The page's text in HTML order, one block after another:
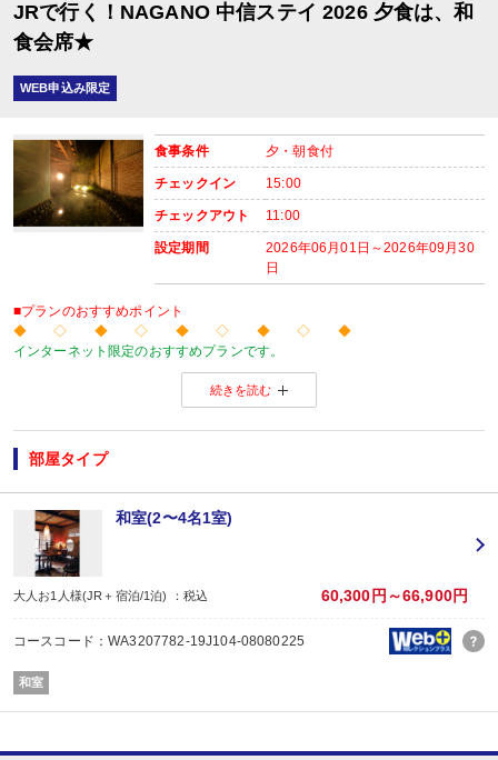
■夕食
場所:
レストラン
内容:
和食会席
■朝食
レストラン
和食
【時間】07：00～09：00
JRで行く！NAGANO 中信ステイ 2026 夕食は、和
食会席★
WEB申込み限定
食事条件 夕・朝食付
チェックイン 15:00
チェックアウト 11:00
設定期間
2026年06月01日～2026年09月30
日
■プランのおすすめポイント
◆ ◇ ◆ ◇ ◆ ◇ ◆ ◇ ◆
インターネット限定のおすすめプランです。
温泉旅館から市内のホテルまで人気のお宿をご用意！
※店頭・電話・メールでのお問合せや申込みは出来ません。
◆ ◇ ◆ ◇ ◆ ◇ ◆ ◇ ◆
【お楽しみメニュー】
・オリジナルポストカード付
・記念日（誕生日・結婚記念日）の前後一日の方に、地酒吟醸酒グラス1杯付！
※記念日前後一日が宿泊期間中に含まれる場合に限ります。証明できるもの
※予約条件の入力欄で記念日の内容をお選びください。
・レイトチェックアウト11:00ＯＫ！（通常10:00）
※除外日：休前日にあたる宿泊日
・貸切風呂ご利用可能（通常30分2,000円）※事前予約
貸切風呂のご予約は、ご予約日の翌日以降にお客様自身で宿泊施設にご連絡く
ご連絡がない場合、利用できない場合がございますので、あらかじめご了承く
■夕食
続きを読む
部屋タイプ
和室(2〜4名1室)
大人お1人様(JR＋宿泊/1泊) ：税込 60,300円～66,900円
コースコード：WA3207782-19J104-08080225
和室